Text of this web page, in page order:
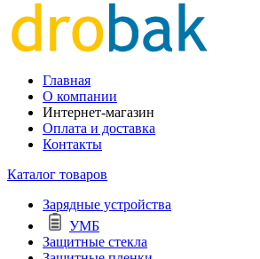
Главная
О компании
Интернет-магазин
Оплата и доставка
Контакты
Каталог товаров
Зарядные устройства
УМБ
Защитные стекла